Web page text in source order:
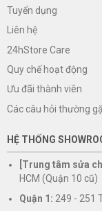
Tuyển dụng
Liên hệ
24hStore Care
Quy chế hoạt động
Ưu đãi thành viên
Các câu hỏi thường
HỆ THỐNG
[Trung tâm sửa
HCM (Quận 10 cũ)
Quận 1: 249 - 251